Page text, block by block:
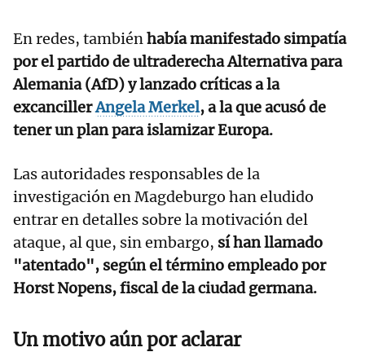
En redes, tambiénhabía manifestado simpatía
por el partido de ultraderecha Alternativa para
Alemania (AfD) y lanzado críticas a la
excancillerAngela Merkel, a la que acusó de
tener un plan para islamizar Europa.
Las autoridades responsables de la
investigación en Magdeburgo han eludido
entrar en detalles sobre la motivación del
ataque, al que, sin embargo, sí han llamado
"atentado", según el término empleado por
Horst Nopens, fiscal de la ciudad germana.
Un motivo aún por aclarar